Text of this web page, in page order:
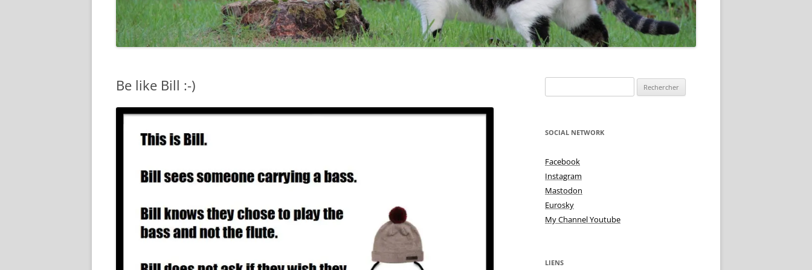
TEN COMMANDMENTS OF BASS
CHICK COREA!
JAZZ SCALES
LA GAMME BLUES
DEMI-TON TON & TON TON
MAL AQUIS HARASSE!
TRICOTISM OU UNE HISTOIRE DE
DO YOU KNOW WHERE ONE IS ?
TU VIENS MA PUCE
Be like Bill :-)
SOCIAL NETWORK
Facebook
Instagram
Mastodon
Eurosky
My Channel Youtube
LIENS